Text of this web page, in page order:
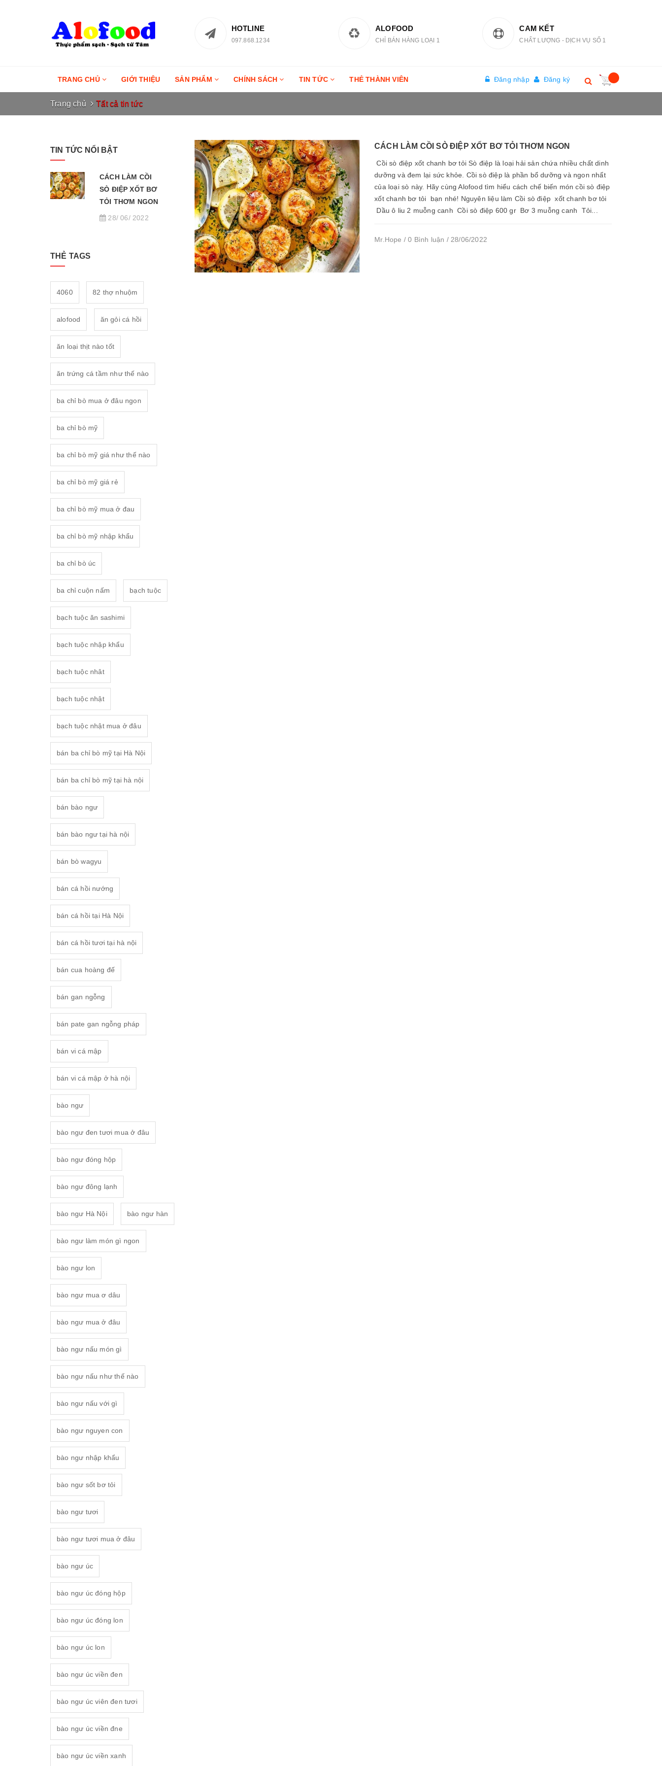
HOTLINE
097.868.1234
ALOFOOD
CHỈ BÁN HÀNG LOẠI 1
CAM KẾT
CHẤT LƯỢNG - DỊCH VỤ SỐ 1
TRANG CHỦ GIỚI THIỆU SẢN PHẨM CHÍNH SÁCH TIN TỨC THẺ THÀNH VIÊN Đăng nhập Đăng ký
Trang chủ Tất cả tin tức
CÁCH LÀM CỒI SÒ ĐIỆP XỐT BƠ TỎI THƠM NGON
Cồi sò điệp xốt chanh bơ tỏi Sò điệp là loại hải sản chứa nhiều chất dinh
dưỡng và đem lại sức khỏe. Cồi sò điệp là phần bổ dưỡng và ngon nhất
của loại sò này. Hãy cùng Alofood tìm hiểu cách chế biến món cồi sò điệp
xốt chanh bơ tỏi bạn nhé! Nguyên liệu làm Cồi sò điệp xốt chanh bơ tỏi
Dầu ô liu 2 muỗng canh Cồi sò điệp 600 gr Bơ 3 muỗng canh Tỏi...
Mr.Hope / 0 Bình luận / 28/06/2022
TIN TỨC NỔI BẬT
CÁCH LÀM CỒI
SÒ ĐIỆP XỐT BƠ
TỎI THƠM NGON
28/ 06/ 2022
THẺ TAGS
4060 82 thợ nhuộm
alofood ăn gỏi cá hồi
ăn loại thịt nào tốt
ăn trứng cá tầm như thế nào
ba chỉ bò mua ở đâu ngon
ba chỉ bò mỹ
ba chỉ bò mỹ giá như thế nào
ba chỉ bò mỹ giá rẻ
ba chỉ bò mỹ mua ở đau
ba chỉ bò mỹ nhập khẩu
ba chỉ bò úc
ba chỉ cuộn nấm bạch tuộc
bạch tuộc ăn sashimi
bạch tuộc nhập khẩu
bạch tuộc nhât
bạch tuộc nhật
bạch tuộc nhật mua ở đâu
bán ba chỉ bò mỹ tại Hà Nội
bán ba chỉ bò mỹ tại hà nội
bán bào ngư
bán bào ngư tại hà nội
bán bò wagyu
bán cá hồi nướng
bán cá hồi tại Hà Nội
bán cá hồi tươi tại hà nội
bán cua hoàng đế
bán gan ngỗng
bán pate gan ngỗng pháp
bán vi cá mập
bán vi cá mập ở hà nội
bào ngư
bào ngư đen tươi mua ở đâu
bào ngư đóng hộp
bào ngư đông lạnh
bào ngư Hà Nội bào ngư hàn
bào ngư làm món gì ngon
bào ngư lon
bào ngư mua ơ dâu
bào ngư mua ở đâu
bào ngư nấu món gì
bào ngư nấu như thế nào
bào ngư nấu với gì
bào ngư nguyen con
bào ngư nhập khẩu
bào ngư sốt bơ tỏi
bào ngư tươi
bào ngư tươi mua ở đâu
bào ngư úc
bào ngư úc đóng hộp
bào ngư úc đóng lon
bào ngư úc lon
bào ngư úc viền đen
bào ngư úc viên đen tươi
bào ngư úc viền đne
bào ngư úc viền xanh